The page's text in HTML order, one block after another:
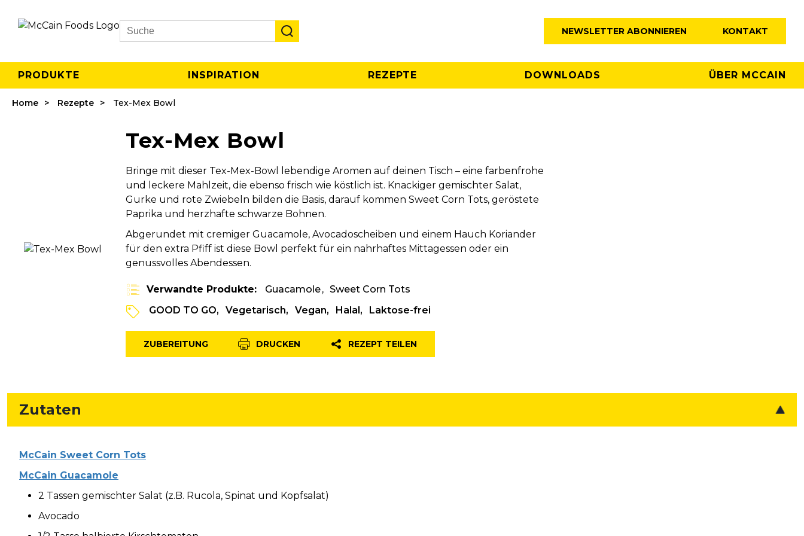
Search
NEWSLETTER ABONNIEREN KONTAKT
PRODUKTE INSPIRATION REZEPTE DOWNLOADS ÜBER MCCAIN
Home Rezepte Tex-Mex Bowl
Tex-Mex Bowl
Bringe mit dieser Tex-Mex-Bowl lebendige Aromen auf deinen Tisch – eine farbenfrohe
und leckere Mahlzeit, die ebenso frisch wie köstlich ist. Knackiger gemischter Salat,
Gurke und rote Zwiebeln bilden die Basis, darauf kommen Sweet Corn Tots, geröstete
Paprika und herzhafte schwarze Bohnen.
Abgerundet mit cremiger Guacamole, Avocadoscheiben und einem Hauch Koriander
für den extra Pfiff ist diese Bowl perfekt für ein nahrhaftes Mittagessen oder ein
genussvolles Abendessen.
Verwandte Produkte: Guacamole
Sweet Corn Tots
GOOD TO GO
Vegetarisch Vegan Halal Laktose-frei
ZUBEREITUNG DRUCKEN REZEPT TEILEN
Zutaten
McCain Sweet Corn Tots
McCain Guacamole
2 Tassen gemischter Salat (z.B. Rucola, Spinat und Kopfsalat)
Avocado